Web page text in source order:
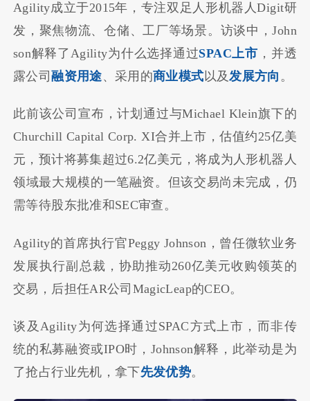
Agility成立于2015年，专注双足人形机器人Digit研
发，聚焦物流、仓储、工厂等场景。访谈中，John
son解释了Agility为什么选择通过SPAC上市 ，并透
露公司融资用途、采用的商业模式 以及发展方向 。
此前该公司宣布，计划通过与Michael Klein旗下的
Churchill Capital Corp. XI合并上市，估值约25亿美
元，预计将募集超过6.2亿美元，将成为人形机器人
领域最大规模的一笔融资。但该交易尚未完成，仍
需等待股东批准和SEC审查。
Agility的首席执行官Peggy Johnson，曾任微软业务
发展执行副总裁，协助推动260亿美元收购领英的
交易，后担任AR公司MagicLeap的CEO。
谈及Agility为何选择通过SPAC方式上市，而非传
统的私募融资或IPO时，Johnson解释，此举动是为
了抢占行业先机，拿下先发优势。